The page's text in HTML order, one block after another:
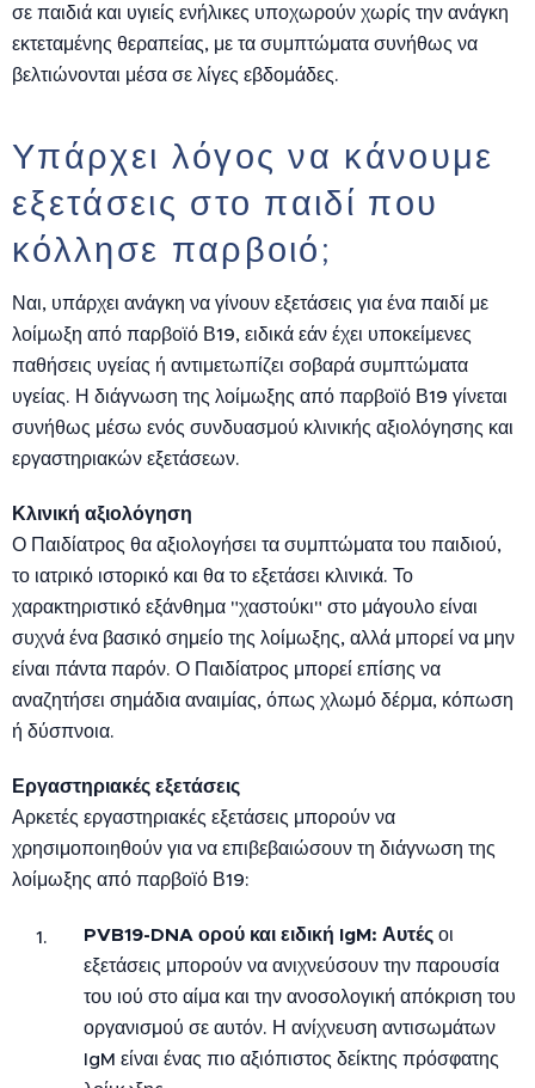
σε παιδιά και υγιείς ενήλικες υποχωρούν χωρίς την ανάγκη
εκτεταμένης θεραπείας, με τα συμπτώματα συνήθως να
βελτιώνονται μέσα σε λίγες εβδομάδες.
Υπάρχει λόγος να κάνουμε
εξετάσεις στο παιδί που
κόλλησε παρβοιό;
Ναι, υπάρχει ανάγκη να γίνουν εξετάσεις για ένα παιδί με
λοίμωξη από παρβοϊό Β19, ειδικά εάν έχει υποκείμενες
παθήσεις υγείας ή αντιμετωπίζει σοβαρά συμπτώματα
υγείας. Η διάγνωση της λοίμωξης από παρβοϊό Β19 γίνεται
συνήθως μέσω ενός συνδυασμού κλινικής αξιολόγησης και
εργαστηριακών εξετάσεων.
Κλινική αξιολόγηση
Ο Παιδίατρος θα αξιολογήσει τα συμπτώματα του παιδιού,
το ιατρικό ιστορικό και θα το εξετάσει κλινικά. Το
χαρακτηριστικό εξάνθημα "χαστούκι" στο μάγουλο είναι
συχνά ένα βασικό σημείο της λοίμωξης, αλλά μπορεί να μην
είναι πάντα παρόν. Ο Παιδίατρος μπορεί επίσης να
αναζητήσει σημάδια αναιμίας, όπως χλωμό δέρμα, κόπωση
ή δύσπνοια.
Εργαστηριακές εξετάσεις
Αρκετές εργαστηριακές εξετάσεις μπορούν να
χρησιμοποιηθούν για να επιβεβαιώσουν τη διάγνωση της
λοίμωξης από παρβοϊό Β19:
PVB19-DNA ορού και ειδική IgM: Αυτές οι
εξετάσεις μπορούν να ανιχνεύσουν την παρουσία
του ιού στο αίμα και την ανοσολογική απόκριση του
οργανισμού σε αυτόν. Η ανίχνευση αντισωμάτων
IgM είναι ένας πιο αξιόπιστος δείκτης πρόσφατης